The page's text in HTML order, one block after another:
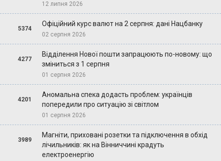
12 липня 2026
5374
Офіційний курс валют на 2 серпня: дані Нацбанку
02 серпня 2026
4277
Відділення Нової пошти запрацюють по-новому: що
зміниться з 1 серпня
01 серпня 2026
4201
Аномальна спека додасть проблем: українців
попередили про ситуацію зі світлом
01 серпня 2026
3989
Магніти, приховані розетки та підключення в обхід
лічильників: як на Вінниччині крадуть
електроенергію